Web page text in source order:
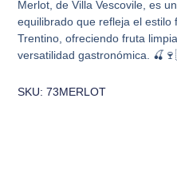
Merlot, de Villa Vescovile, es
equilibrado que refleja el estilo
Trentino, ofreciendo fruta
versatilidad gastronómica.
SKU: 73MERLOT